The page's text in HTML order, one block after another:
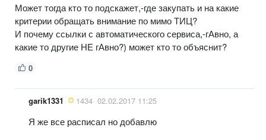
Может тогда кто то подскажет,-где закупать и на какие
критерии обращать внимание по мимо ТИЦ?
И почему ссылки с автоматического сервиса,-гАвно, а
какие то другие НЕ гАвно?) может кто то объяснит?
0
garik1331 1434 02.02.2017 11:25
Я же все расписал но добавлю